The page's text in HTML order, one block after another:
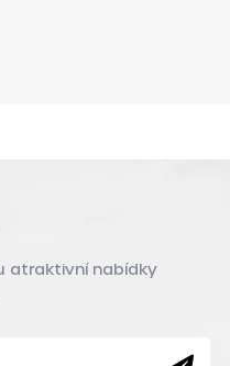
atraktivní nabídky